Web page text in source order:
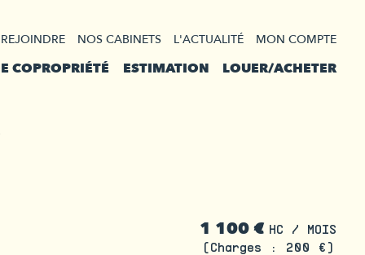
NOS CABINETS L'ACTUALITÉ MON COMPTE
COPROPRIÉTÉ ESTIMATION LOUER/ACHETER
1 100 € HC / MOIS
(Charges : 200 €)